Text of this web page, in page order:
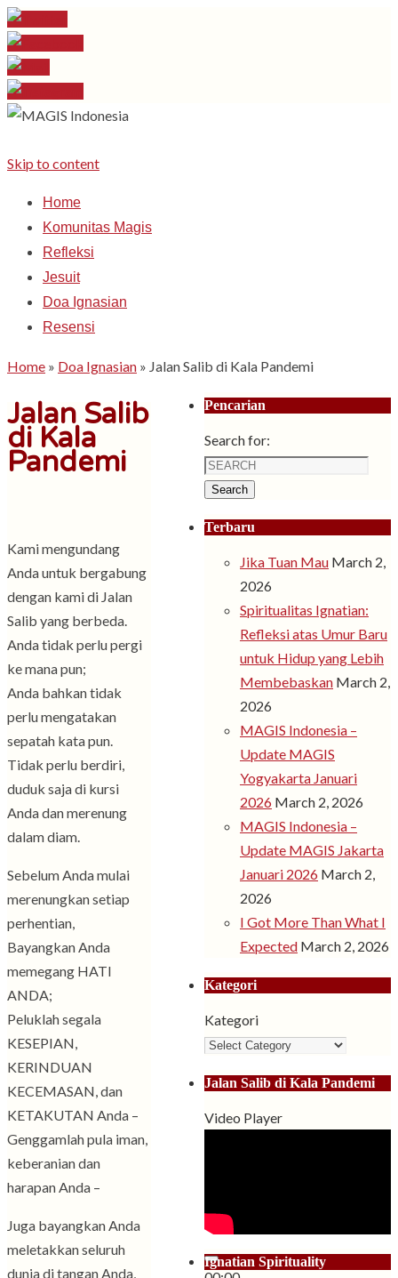
Skip to content
Home
Komunitas Magis
Refleksi
Jesuit
Doa Ignasian
Resensi
Home » Doa Ignasian » Jalan Salib di Kala Pandemi
Jalan Salib
di Kala
Pandemi
Kami mengundang
Anda untuk bergabung
dengan kami di Jalan
Salib yang berbeda.
Anda tidak perlu pergi
ke mana pun;
Anda bahkan tidak
perlu mengatakan
sepatah kata pun.
Tidak perlu berdiri,
duduk saja di kursi
Anda dan merenung
dalam diam.
Sebelum Anda mulai
merenungkan setiap
perhentian,
Bayangkan Anda
memegang HATI
ANDA;
Peluklah segala
KESEPIAN,
KERINDUAN
KECEMASAN, dan
KETAKUTAN Anda –
Genggamlah pula iman,
keberanian dan
harapan Anda –
Juga bayangkan Anda
meletakkan seluruh
dunia di tangan Anda,
Pencarian
Search for:
Search
Terbaru
Jika Tuan Mau March 2,
2026
Spiritualitas Ignatian:
Refleksi atas Umur Baru
untuk Hidup yang Lebih
Membebaskan March 2,
2026
MAGIS Indonesia –
Update MAGIS
Yogyakarta Januari
2026 March 2, 2026
MAGIS Indonesia –
Update MAGIS Jakarta
Januari 2026 March 2,
2026
I Got More Than What I
Expected March 2, 2026
Kategori
Kategori
Jalan Salib di Kala Pandemi
Video Player
Ignatian Spirituality